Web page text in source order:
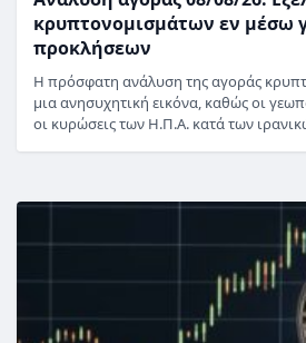
κρυπτονομισμάτων εν μέσω
προκλήσεων
Η πρόσφατη ανάλυση της αγοράς
μια ανησυχητική εικόνα, καθώς οι
οι κυρώσεις των Η.Π.Α. κατά των